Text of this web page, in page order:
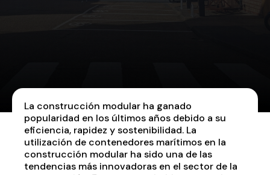
La construcción modular ha ganado
popularidad en los últimos años debido a su
eficiencia, rapidez y sostenibilidad. La
utilización de contenedores marítimos en la
construcción modular ha sido una de las
tendencias más innovadoras en el sector de la